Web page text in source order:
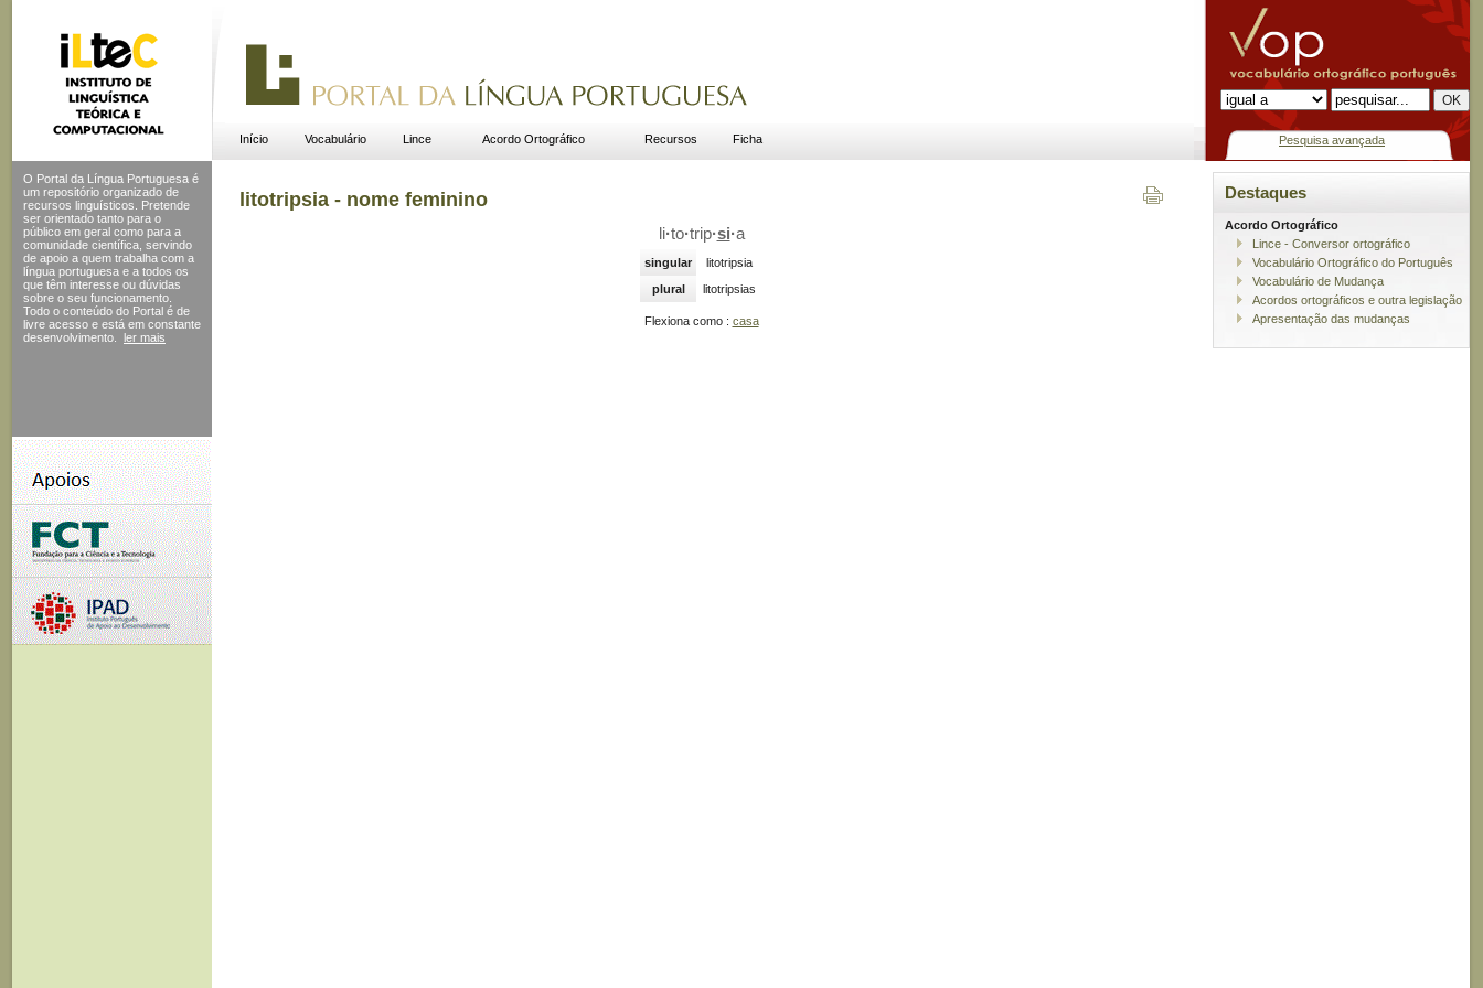
Início Vocabulário Lince Acordo Ortográfico Recursos Ficha Pesquisa avançada
O Portal da Língua Portuguesa é
um repositório organizado de
recursos linguísticos. Pretende
ser orientado tanto para o
público em geral como para a
comunidade científica, servindo
de apoio a quem trabalha com a
língua portuguesa e a todos os
que têm interesse ou dúvidas
sobre o seu funcionamento.
Todo o conteúdo do Portal é de
livre acesso e está em constante
desenvolvimento.
ler mais
litotripsia - nome feminino
li·to·trip·si·a
singular
litotripsia
plural
litotripsias
Flexiona como : casa
Destaques
Acordo Ortográfico
Lince - Conversor ortográfico
Vocabulário Ortográfico do Português
Vocabulário de Mudança
Acordos ortográficos e outra legislação
Apresentação das mudanças